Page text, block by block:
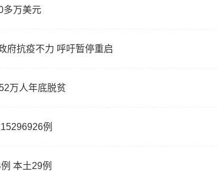
多万美元
府抗疫不力 呼吁暂停重启
万人年底脱贫
例
本土29例